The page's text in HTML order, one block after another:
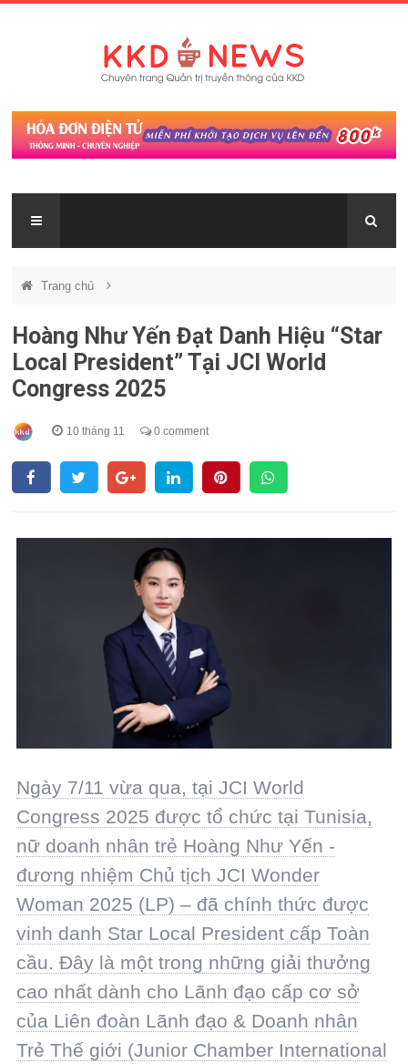
Trang chủ
Hoàng Như Yến Đạt Danh Hiệu “Star
Local President” Tại JCI World
Congress 2025
10 tháng 11 0 comment
Ngày 7/11 vừa qua, tại JCI World
Congress 2025 được tổ chức tại Tunisia,
nữ doanh nhân trẻ Hoàng Như Yến -
đương nhiệm Chủ tịch JCI Wonder
Woman 2025 (LP) – đã chính thức được
vinh danh Star Local President cấp Toàn
cầu. Đây là một trong những giải thưởng
cao nhất dành cho Lãnh đạo cấp cơ sở
của Liên đoàn Lãnh đạo & Doanh nhân
Trẻ Thế giới (Junior Chamber International